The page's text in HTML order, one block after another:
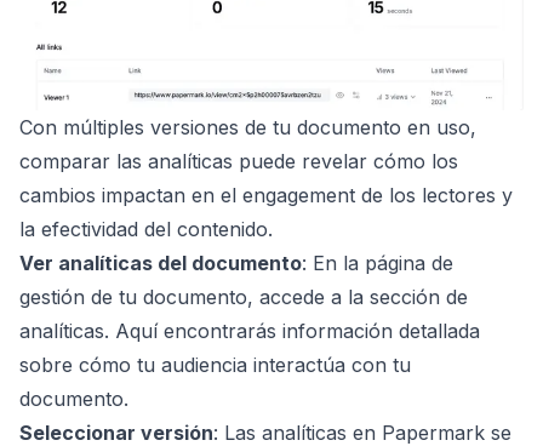
Con múltiples versiones de tu documento en uso,
comparar las analíticas puede revelar cómo los
cambios impactan en el engagement de los lectores y
la efectividad del contenido.
Ver analíticas del documento: En la página de
gestión de tu documento, accede a la sección de
analíticas. Aquí encontrarás información detallada
sobre cómo tu audiencia interactúa con tu
documento.
Seleccionar versión: Las analíticas en Papermark se